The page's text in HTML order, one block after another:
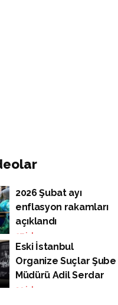
2026 Şubat ayı
enflasyon rakamları
açıklandı
27izlenme
Eski İstanbul
Organize Suçlar Şube
Müdürü Adil Serdar
Saçan hayatını
39 izlenme